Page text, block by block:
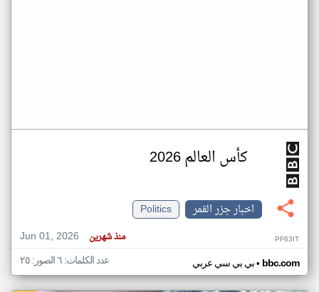
كأس العالم 2026
اخبار جزر القمر
Politics
Jun 01, 2026
منذ شهرين PF63IT
بي بي سي عربي• bbc.com عدد الكلمات: ٦ الصور: ٢٥